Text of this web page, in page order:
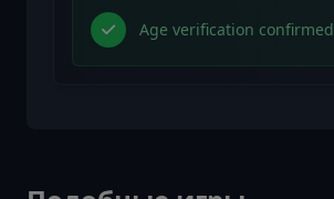
Age verification confirmed